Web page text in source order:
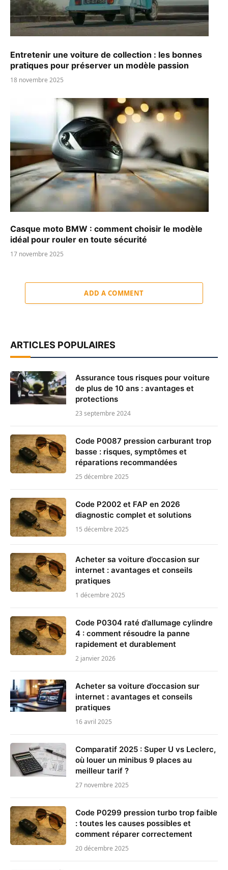
Entretenir une voiture de collection : les bonnes
pratiques pour préserver un modèle passion
18 novembre 2025
Casque moto BMW : comment choisir le modèle
idéal pour rouler en toute sécurité
17 novembre 2025
ADD A COMMENT
ARTICLES POPULAIRES
Assurance tous risques pour voiture
de plus de 10 ans : avantages et
protections
23 septembre 2024
Code P0087 pression carburant trop
basse : risques, symptômes et
réparations recommandées
25 décembre 2025
Code P2002 et FAP en 2026
diagnostic complet et solutions
15 décembre 2025
Acheter sa voiture d’occasion sur
internet : avantages et conseils
pratiques
1 décembre 2025
Code P0304 raté d’allumage cylindre
4 : comment résoudre la panne
rapidement et durablement
2 janvier 2026
Acheter sa voiture d’occasion sur
internet : avantages et conseils
pratiques
16 avril 2025
Comparatif 2025 : Super U vs Leclerc,
où louer un minibus 9 places au
meilleur tarif ?
27 novembre 2025
Code P0299 pression turbo trop faible
: toutes les causes possibles et
comment réparer correctement
20 décembre 2025